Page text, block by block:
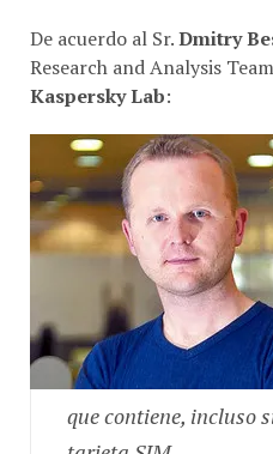
De acuerdo al Sr.Dmitry
Research and Analysis
Kaspersky Lab:
que contiene, incluso